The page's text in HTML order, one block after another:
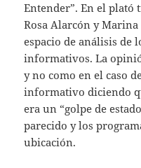
Entender”. En el plató
Rosa Alarcón y
espacio de análisis de
informativos. La
y no como en el caso
informativo diciendo
era un “golpe de
parecido y los
ubicación.